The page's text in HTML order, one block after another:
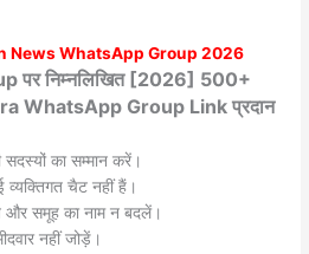
News WhatsApp Group 2026
पर निम्नलिखित [2026] 500+
WhatsApp Group Link प्रदान
का सम्मान करें।
चैट नहीं हैं।
समूह का नाम न बदलें।
नहीं जोड़ें।